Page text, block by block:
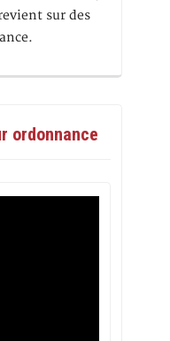
sur des
ordonnance